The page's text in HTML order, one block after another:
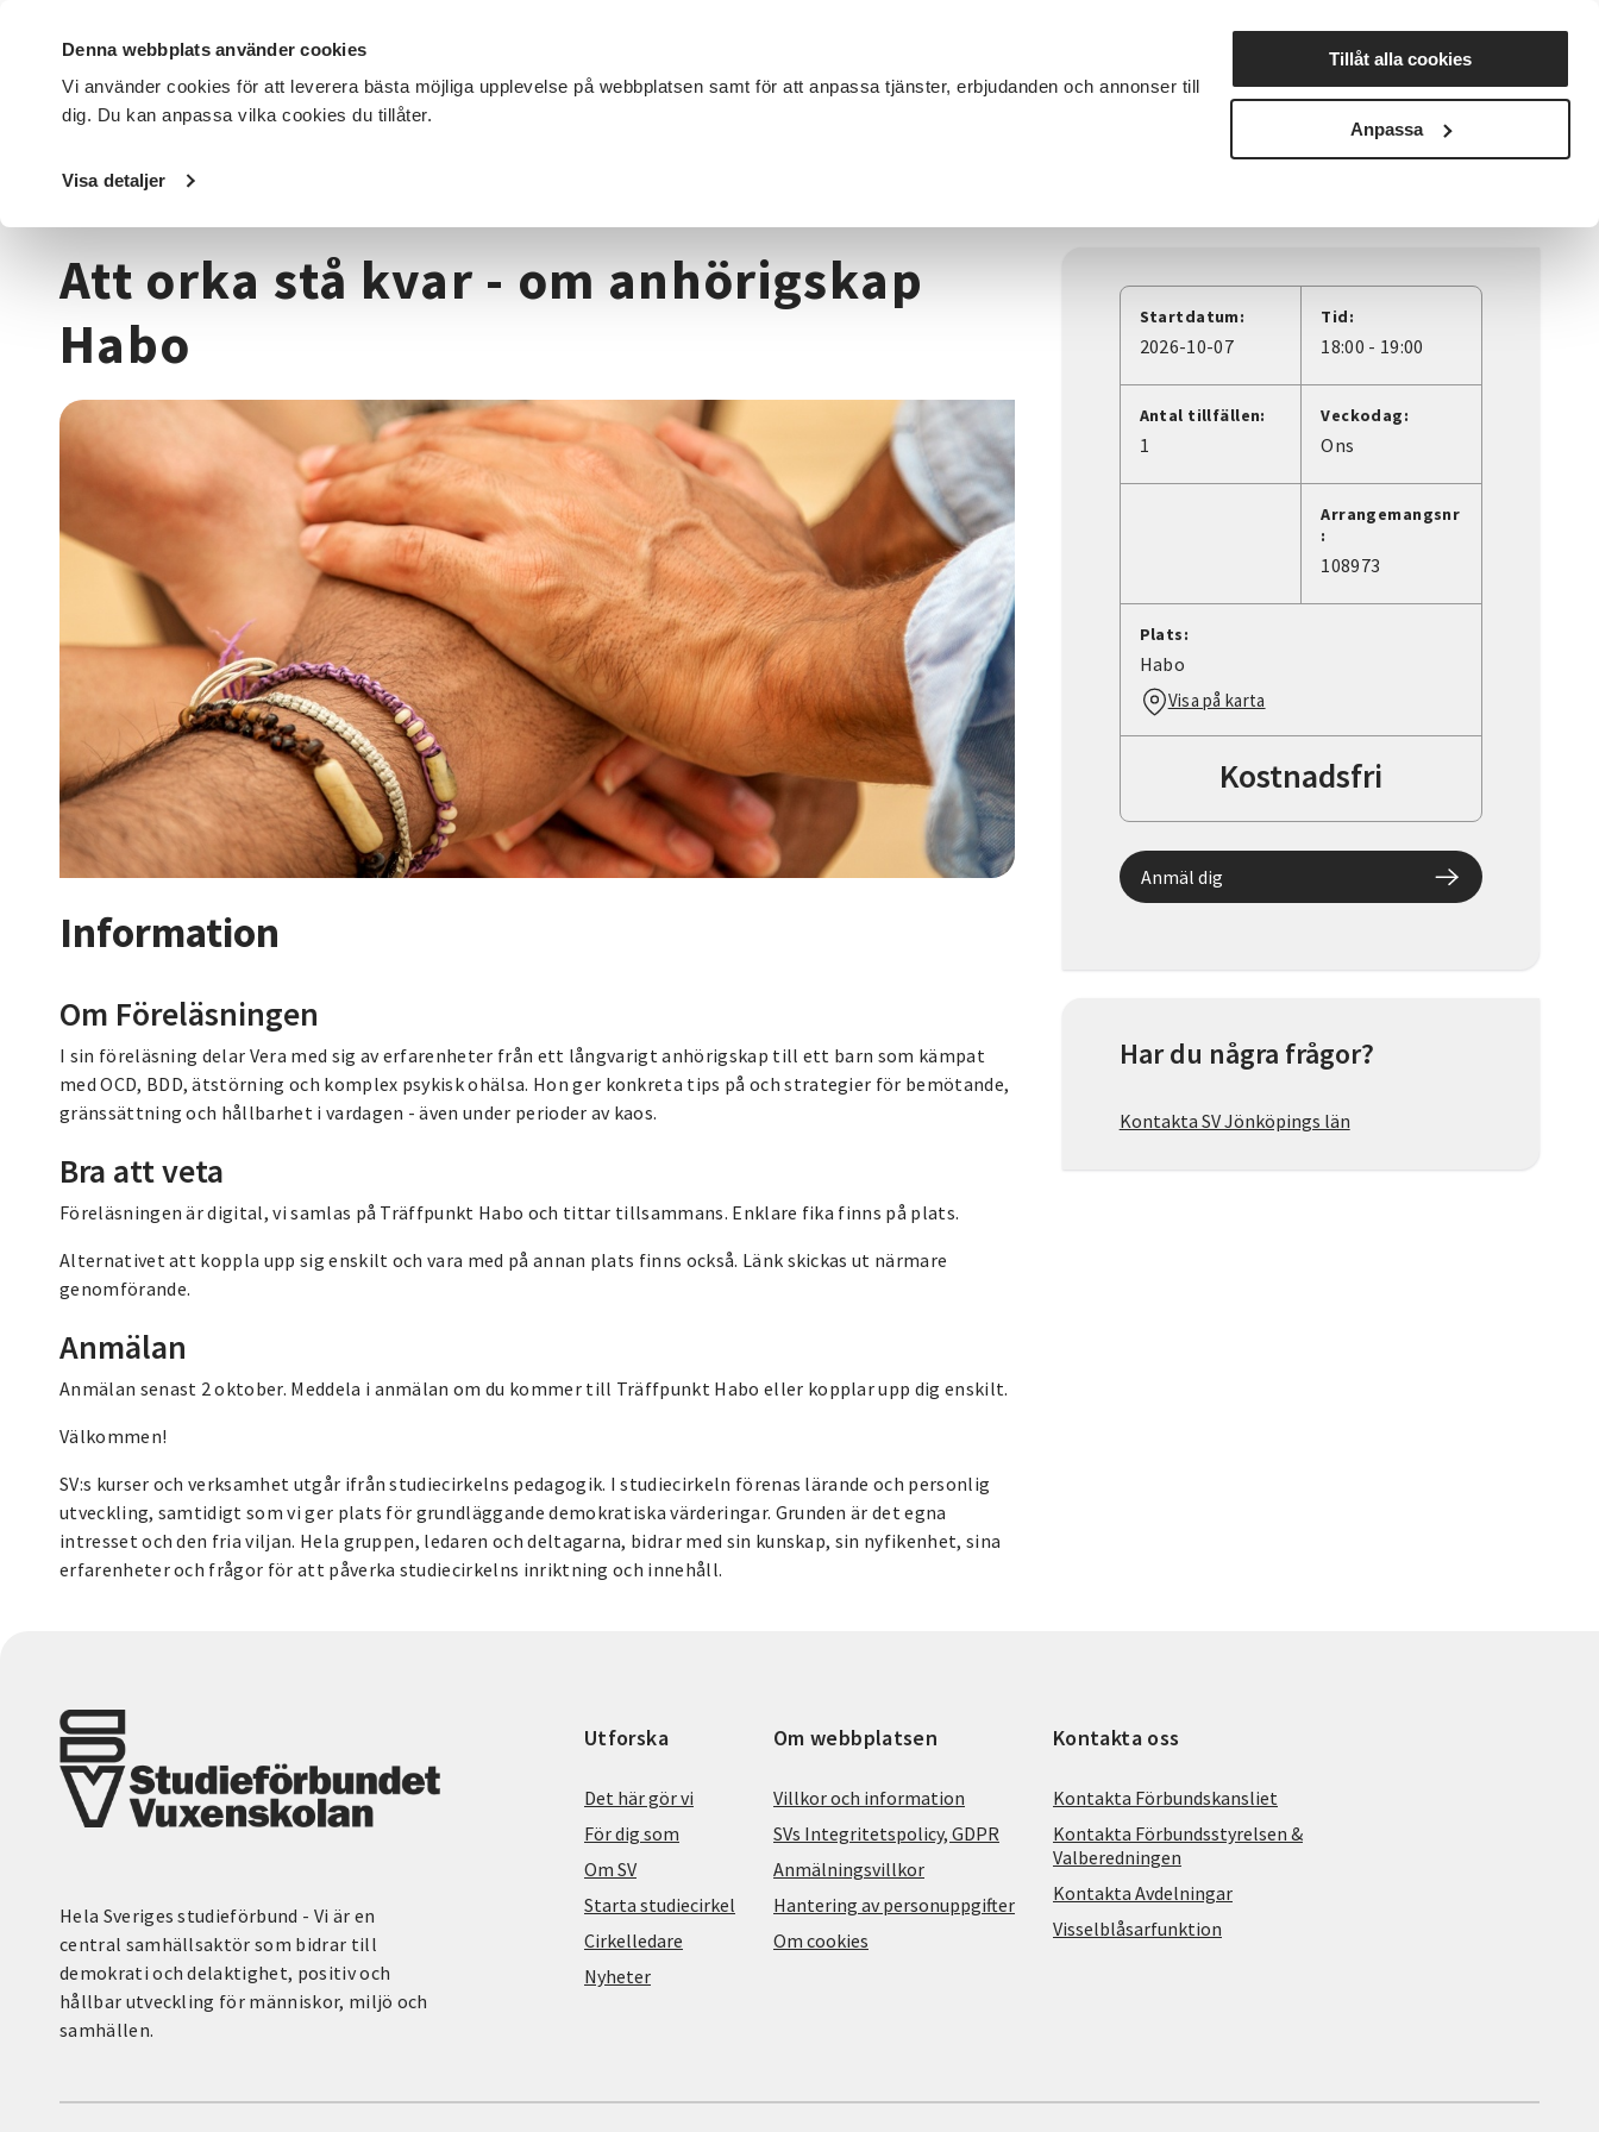
Denna webbplats använder cookies
Vi använder cookies för att leverera bästa möjliga upplevelse på webbplatsen samt för att anpassa tjänster, erbjudanden och annonser till
dig. Du kan anpassa vilka cookies du tillåter.
Visa detaljer
Tillåt alla cookies
Anpassa
DET HÄR GÖR VI FÖR DIG SOM SÖK KURSER OCH EVENEMANG Nyheter Avdelningar
Startsida / Kurser och evenemang
Att orka stå kvar - om anhörigskap
Habo
Information
Om Föreläsningen
I sin föreläsning delar Vera med sig av erfarenheter från ett långvarigt anhörigskap till ett barn som kämpat
med OCD, BDD, ätstörning och komplex psykisk ohälsa. Hon ger konkreta tips på och strategier för bemötande,
gränssättning och hållbarhet i vardagen - även under perioder av kaos.
Bra att veta
Föreläsningen är digital, vi samlas på Träffpunkt Habo och tittar tillsammans. Enklare fika finns på plats.
Alternativet att koppla upp sig enskilt och vara med på annan plats finns också. Länk skickas ut närmare
genomförande.
Anmälan
Anmälan senast 2 oktober. Meddela i anmälan om du kommer till Träffpunkt Habo eller kopplar upp dig enskilt.
Välkommen!
SV:s kurser och verksamhet utgår ifrån studiecirkelns pedagogik. I studiecirkeln förenas lärande och personlig
utveckling, samtidigt som vi ger plats för grundläggande demokratiska värderingar. Grunden är det egna
intresset och den fria viljan. Hela gruppen, ledaren och deltagarna, bidrar med sin kunskap, sin nyfikenhet, sina
erfarenheter och frågor för att påverka studiecirkelns inriktning och innehåll.
Startdatum:
2026-10-07
Tid:
18:00 - 19:00
Antal tillfällen:
1
Veckodag:
Ons
Arrangemangsnr
:
108973
Plats:
Habo
Visa på karta
Kostnadsfri
Anmäl dig
Har du några frågor?
Kontakta SV Jönköpings län
Hela Sveriges studieförbund - Vi är en
central samhällsaktör som bidrar till
demokrati och delaktighet, positiv och
hållbar utveckling för människor, miljö och
samhällen.
Utforska
Det här gör vi
För dig som
Om SV
Starta studiecirkel
Cirkelledare
Nyheter
Om webbplatsen
Villkor och information
SVs Integritetspolicy, GDPR
Anmälningsvillkor
Hantering av personuppgifter
Om cookies
Kontakta oss
Kontakta Förbundskansliet
Kontakta Förbundsstyrelsen &
Valberedningen
Kontakta Avdelningar
Visselblåsarfunktion